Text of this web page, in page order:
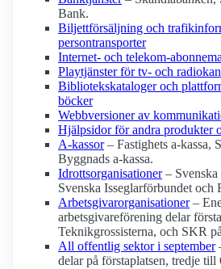
Bank.
Biljettförsäljning och
persontransporter
Internet- och telekom-
Playtjänster för tv- och
Bibliotekskataloger och
böcker
Webbversioner av
Hjälpsidor för andra produkter
A-kassor– Fastighets a-kassa,
Byggnads a-kassa.
Idrottsorganisationer– Svenska
Svenska Isseglarförbundet och
Arbetsgivarorganisationer–
arbetsgivareförening delar
Teknikgrossisterna, och SKR
All offentlig sektor i september
delar på förstaplatsen, tredje